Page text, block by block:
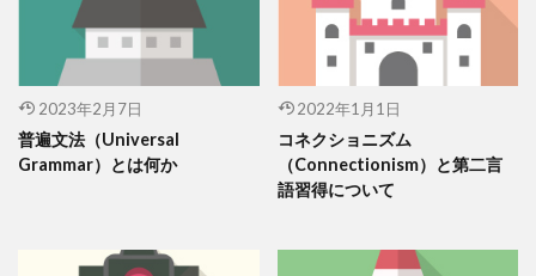
2023年2月7日
普遍文法（Universal
Grammar）とは何か
2022年1月1日
コネクショニズム
（Connectionism）と第二言
語習得について